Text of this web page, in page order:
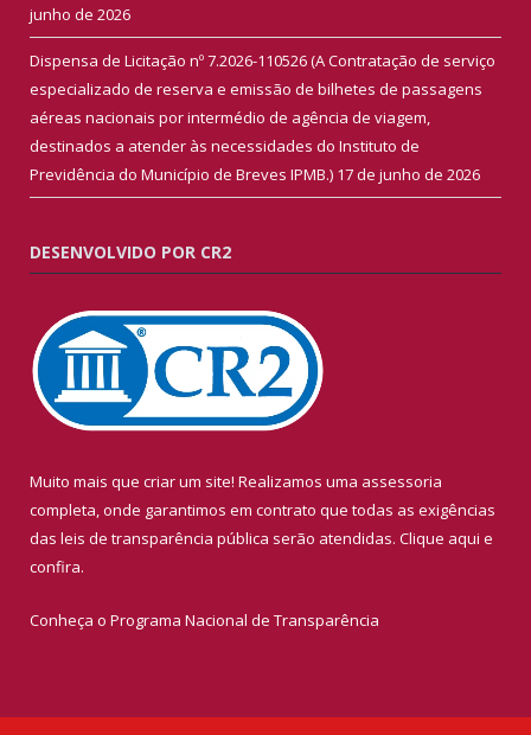
junho de 2026
Dispensa de Licitação nº 7.2026-110526 (A Contratação de serviço
especializado de reserva e emissão de bilhetes de passagens
aéreas nacionais por intermédio de agência de viagem,
destinados a atender às necessidades do Instituto de
Previdência do Município de Breves IPMB.) 17 de junho de 2026
DESENVOLVIDO POR CR2
Muito mais que criar um site! Realizamos uma assessoria
completa, onde garantimos em contrato que todas as exigências
das leis de transparência pública serão atendidas. Clique aqui e
confira.
Conheça o Programa Nacional de Transparência